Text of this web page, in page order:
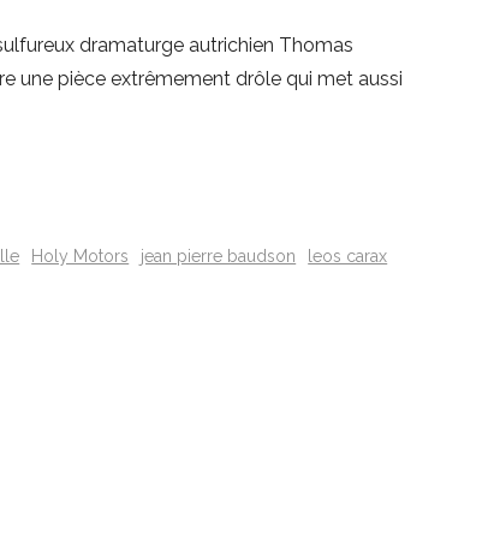
dramaturge autrichien Thomas
une pièce extrêmement drôle qui met aussi
Holy Motors jean pierre baudson
leos carax